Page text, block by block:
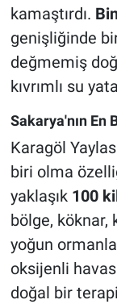
kamaştırdı.
genişliğinde
değmemiş
kıvrımlı su
Sakarya'nın En
Karagöl
biri olma
yaklaşık 100
bölge, köknar,
yoğun
oksijenli
doğal bir